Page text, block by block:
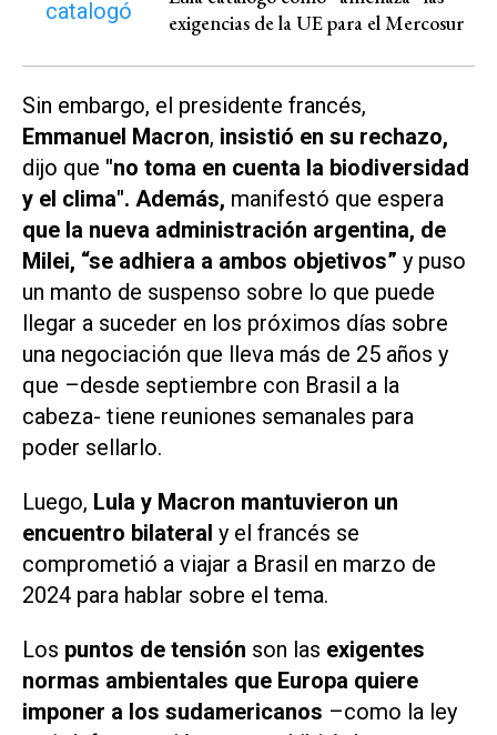
exigencias de la UE para el Mercosur
Sin embargo, el presidente francés,
Emmanuel Macron, insistió en su rechazo,
dijo que "no toma en cuenta la biodiversidad
y el clima". Además, manifestó que espera
que la nueva administración argentina, de
Milei, “se adhiera a ambos objetivos” y puso
un manto de suspenso sobre lo que puede
llegar a suceder en los próximos días sobre
una negociación que lleva más de 25 años y
que –desde septiembre con Brasil a la
cabeza- tiene reuniones semanales para
poder sellarlo.
Luego, Lula y Macron mantuvieron un
encuentro bilateral y el francés se
comprometió a viajar a Brasil en marzo de
2024 para hablar sobre el tema.
Los puntos de tensión son las exigentes
normas ambientales que Europa quiere
imponer a los sudamericanos –como la ley